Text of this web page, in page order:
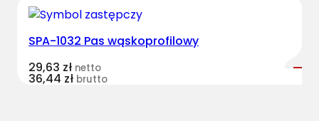
SPA-1032 Pas wąskoprofilowy
29,63 zł netto
36,44 zł brutto